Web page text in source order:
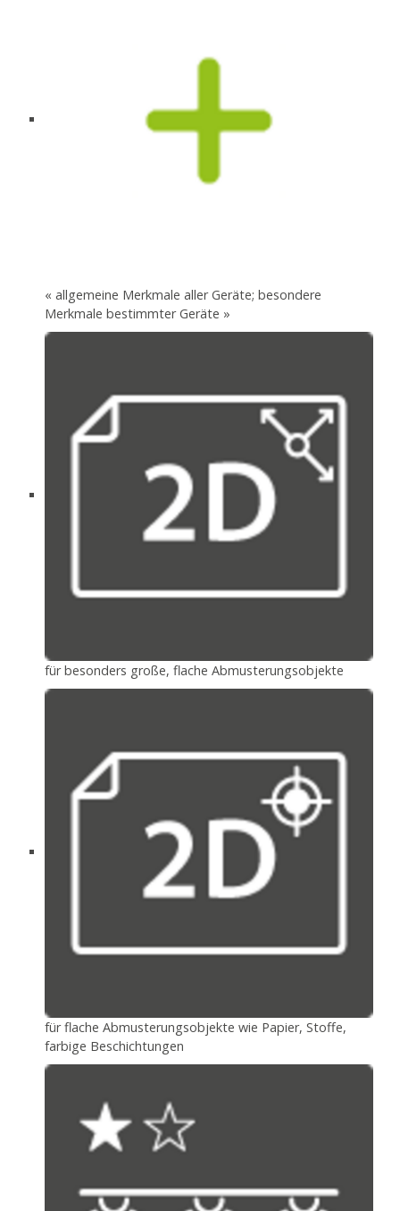
« allgemeine Merkmale aller Geräte; besondere
Merkmale bestimmter Geräte »
für besonders große, flache Abmusterungsobjekte
für flache Abmusterungsobjekte wie Papier, Stoffe,
farbige Beschichtungen